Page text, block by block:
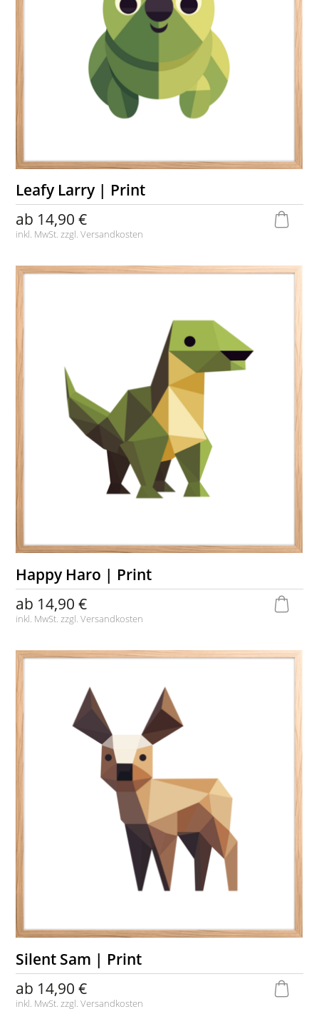
Leafy Larry | Print
ab 14,90 €
inkl. MwSt. zzgl.Versandkosten
Happy Haro | Print
ab 14,90 €
inkl. MwSt. zzgl.Versandkosten
Silent Sam | Print
ab 14,90 €
inkl. MwSt. zzgl.Versandkosten